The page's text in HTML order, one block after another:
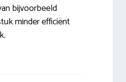
bijvoorbeeld
minder efficiënt